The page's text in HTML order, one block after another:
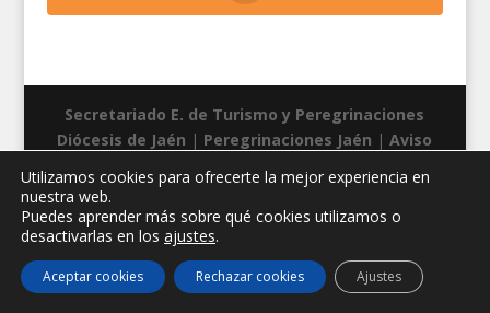
Secretariado E. de Turismo y Peregrinaciones
Diócesis de Jaén | Peregrinaciones Jaén |Aviso
Utilizamos cookies para ofrecerte la mejor experiencia en
nuestra web.
Puedes aprender más sobre qué cookies utilizamos o
desactivarlas en los ajustes.
Aceptar cookies Rechazar cookies Ajustes